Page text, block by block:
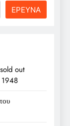
ΕΡΕΥΝΑ
out
1948